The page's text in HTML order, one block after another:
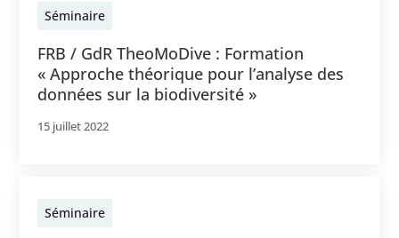
Séminaire
FRB / GdR TheoMoDive : Formation
« Approche théorique pour l’analyse des
données sur la biodiversité »
15 juillet 2022
Séminaire